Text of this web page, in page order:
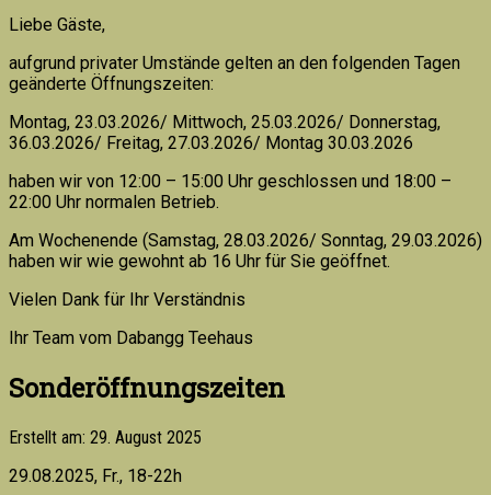
Liebe Gäste,
aufgrund privater Umstände gelten an den folgenden Tagen
geänderte Öffnungszeiten:
Montag, 23.03.2026/ Mittwoch, 25.03.2026/ Donnerstag,
36.03.2026/ Freitag, 27.03.2026/ Montag 30.03.2026
haben wir von 12:00 – 15:00 Uhr geschlossen und 18:00 –
22:00 Uhr normalen Betrieb.
Am Wochenende (Samstag, 28.03.2026/ Sonntag, 29.03.2026)
haben wir wie gewohnt ab 16 Uhr für Sie geöffnet.
Vielen Dank für Ihr Verständnis
Ihr Team vom Dabangg Teehaus
Sonderöffnungszeiten
Erstellt am: 29. August 2025
29.08.2025, Fr., 18-22h